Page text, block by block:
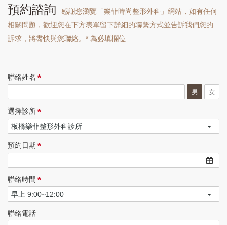
預約諮詢
感謝您瀏覽「樂菲時尚整形外科」網站，如有任何
相關問題，歡迎您在下方表單留下詳細的聯繫方式並告訴我們您的
訴求，將盡快與您聯絡。* 為必填欄位
聯絡姓名 *
男 女
選擇診所*
預約日期 *
聯絡時間 *
聯絡電話